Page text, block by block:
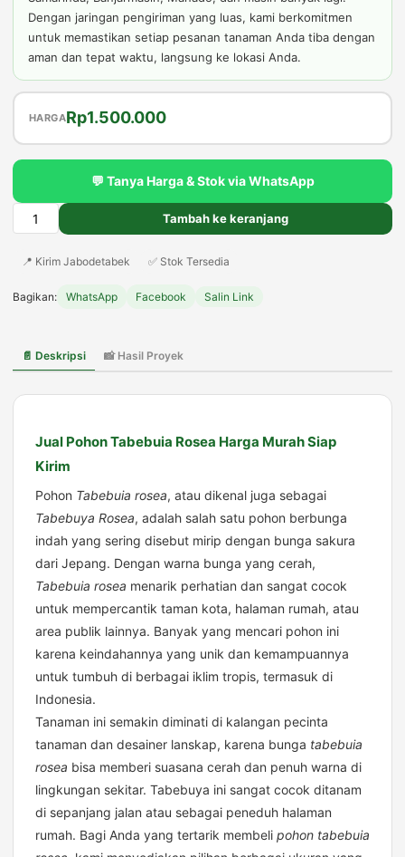
Dengan jaringan pengiriman yang luas, kami berkomitmen
untuk memastikan setiap pesanan tanaman Anda tiba dengan
aman dan tepat waktu, langsung ke lokasi Anda.
HARGAHarga
aslinya
Rp2.500.000.
Rp1.500.000Harga
saat
adalah:
Rp1.500.000.
💬 Tanya Harga & Stok via WhatsApp
Kuantitas
Tabebuia
Bunga
Terbaru
Kirim
Tambah ke keranjang
📍 Kirim Jabodetabek ✅ Stok Tersedia
Bagikan: WhatsApp Facebook Salin Link
📄 Deskripsi 📸 Hasil Proyek
Jual Pohon Tabebuia Rosea Harga Murah Siap
Kirim
Pohon Tabebuia rosea, atau dikenal juga sebagai
Tabebuya Rosea, adalah salah satu pohon berbunga
indah yang sering disebut mirip dengan bunga sakura
dari Jepang. Dengan warna bunga yang cerah,
Tabebuia rosea menarik perhatian dan sangat cocok
untuk mempercantik taman kota, halaman rumah, atau
area publik lainnya. Banyak yang mencari pohon ini
karena keindahannya yang unik dan kemampuannya
untuk tumbuh di berbagai iklim tropis, termasuk di
Indonesia.
Tanaman ini semakin diminati di kalangan pecinta
tanaman dan desainer lanskap, karena bunga tabebuia
rosea bisa memberi suasana cerah dan penuh warna di
lingkungan sekitar. Tabebuya ini sangat cocok ditanam
di sepanjang jalan atau sebagai peneduh halaman
rumah. Bagi Anda yang tertarik membeli pohon tabebuia